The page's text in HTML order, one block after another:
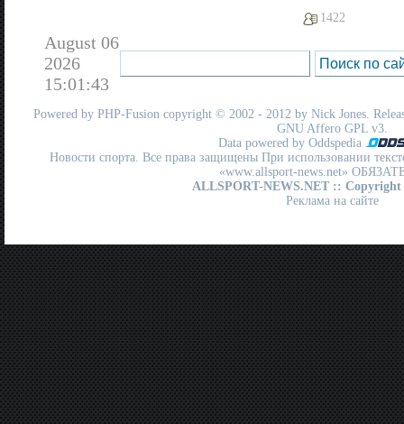
1422
August 06
2026
15:01:43
Powered by PHP-Fusion copyright © 2002 - 2012 by Nick Jones.
GNU Affero GPL v3.
Data powered by Oddspedia
Новости спорта. Все права защищены При использовании
«www.allsport-news.net»
ALLSPORT-NEWS.NET :: Copyright
Реклама на сайте